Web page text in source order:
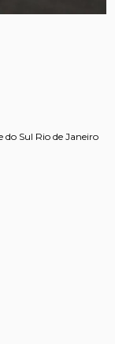
do Sul Rio de Janeiro